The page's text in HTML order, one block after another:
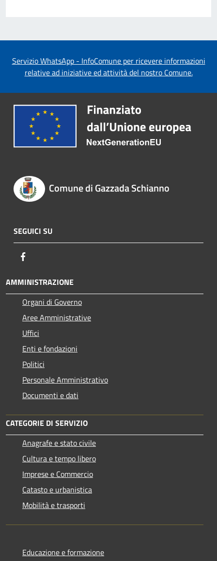
Servizio WhatsApp - InfoComune per ricevere informazioni
relative ad iniziative ed attività del nostro Comune.
Comune di Gazzada Schianno
SEGUICI SU
AMMINISTRAZIONE
Organi di Governo
Aree Amministrative
Uffici
Enti e fondazioni
Politici
Personale Amministrativo
Documenti e dati
CATEGORIE DI SERVIZIO
Anagrafe e stato civile
Cultura e tempo libero
Imprese e Commercio
Catasto e urbanistica
Mobilità e trasporti
Educazione e formazione